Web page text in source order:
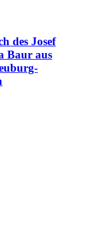
des Josef
Baur aus